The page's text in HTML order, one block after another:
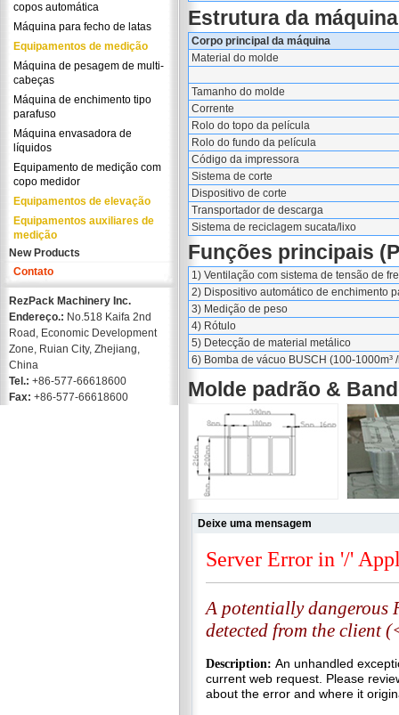
copos automática
Máquina para fecho de latas
Equipamentos de medição
Máquina de pesagem de multi-
cabeças
Máquina de enchimento tipo
parafuso
Máquina envasadora de
líquidos
Equipamento de medição com
copo medidor
Equipamentos de elevação
Equipamentos auxiliares de
medição
New Products
Contato
RezPack Machinery Inc.
Endereço.: No.518 Kaifa 2nd
Road, Economic Development
Zone, Ruian City, Zhejiang,
China
Tel.: +86-577-66618600
Fax: +86-577-66618600
Estrutura da máquina
Corpo principal da máquina
Material do molde
Tamanho do molde
Corrente
Rolo do topo da película
Rolo do fundo da película
Código da impressora
Sistema de corte
Dispositivo de corte
Transportador de descarga
Sistema de reciclagem sucata/lixo
Funções principais
1) Ventilação com sistema de tensão de
2) Dispositivo automático de enchimento
3) Medição de peso
4) Rótulo
5) Detecção de material metálico
6) Bomba de vácuo BUSCH (100-1000m³
Molde padrão &
Deixe uma mensagem